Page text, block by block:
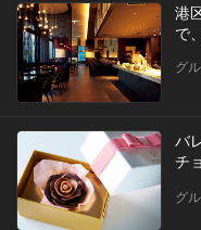
港
で
グ
バ
チ
グ